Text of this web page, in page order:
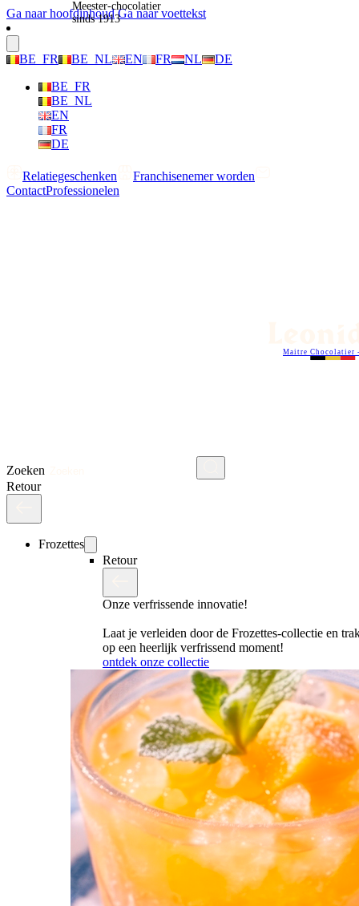
Ga naar hoofdinhoud Ga naar voettekst
BE_FR BE_NL EN FR NL
DE
BE_FR
BE_NL
EN
FR
DE
Relatiegeschenken
Franchisenemer worden
ContactProfessionelen
Zoeken
Maitre Chocolatier
Retour
Frozettes
Retour
Onze verfrissende innovatie!
Laat je verleiden door de Frozettes-collectie en
op een heerlijk verfrissend moment!
ontdek onze collectie
Meester-chocolatier
sinds 1913